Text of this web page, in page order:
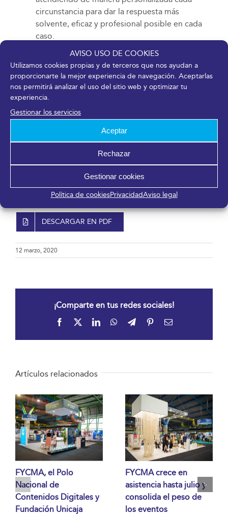
AVISO USO DE COOKIES
Utilizamos cookies propias y de terceros que nos ayudan a
proporcionarte la mejor experiencia de navegación. Aceptarlas
nos permitirá analizar el uso del sitio web y optimizar tu
experiencia.
Gestionar los servicios
Aceptar
Rechazar
Gestionar cookies
Política de cookiesPrivacidadAviso legal
circunstancia para dar la respuesta más
solvente, eficaz y profesional posible en cada
caso.
FYCMA agradece la comprensión y
colaboración de la totalidad de su equipo, así
como de sus entidades colaboradoras, clientes
y proveedores ante estas medidas
Desde el Palacio se informará puntualmente de
cualquier cambio que se produzca con
respecto a este planteamiento. El calendario
puede consultarse siempre en la web
Málaga, 12 de marzo de 2020
DESCARGAR EN PDF
12 marzo, 2020
¡Comparte en tus redes sociales!
Facebook LinkedInWhatsApp
TelegramPinterestCorreo
Artículos relacionados
FYCMA, el Polo
Nacional de
Contenidos Digitales y
Fundación Unicaja
FYCMA crece en
asistencia hasta julio y
consolida el peso de
los eventos